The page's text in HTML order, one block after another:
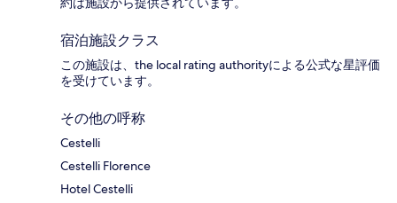
宿泊施設クラス
この施設は、the local rating authorityによる公式な星評価
を受けています。
その他の呼称
Cestelli
Cestelli Florence
Hotel Cestelli